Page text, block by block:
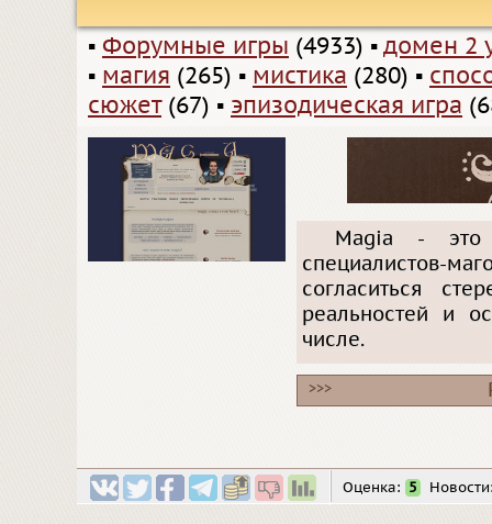
▪ Форумные игры (4933) ▪ домен 2
▪ магия (265) ▪ мистика (280) ▪
сюжет(67) ▪ эпизодическая игра
Magia - это
специалистов-
согласиться
реальностей и
числе.
>>>
Оценка: 5